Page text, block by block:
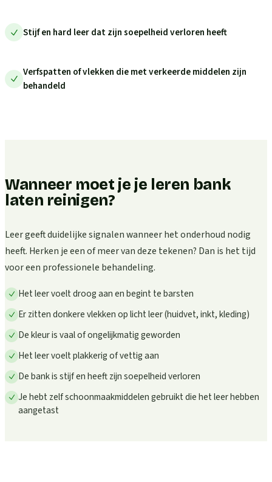
Stijf en hard leer dat zijn soepelheid verloren heeft
Verfspatten of vlekken die met verkeerde middelen zijn
behandeld
Wanneer moet je je leren bank
laten reinigen?
Leer geeft duidelijke signalen wanneer het onderhoud nodig
heeft. Herken je een of meer van deze tekenen? Dan is het tijd
voor een professionele behandeling.
Het leer voelt droog aan en begint te barsten
Er zitten donkere vlekken op licht leer (huidvet, inkt, kleding)
De kleur is vaal of ongelijkmatig geworden
Het leer voelt plakkerig of vettig aan
De bank is stijf en heeft zijn soepelheid verloren
Je hebt zelf schoonmaakmiddelen gebruikt die het leer hebben
aangetast